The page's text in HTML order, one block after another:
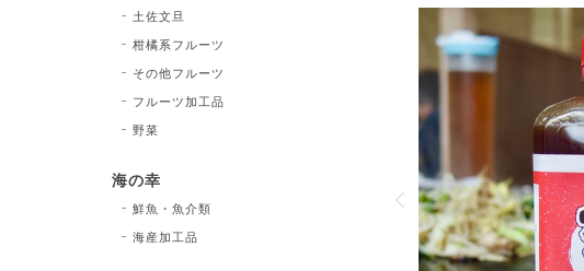
・グランパのガトーショコラ
店『グランマ・グランパ』で生まれたこのガトーシ
材でつくったら美味しいものができない訳がな
た贅沢な素材を惜しみなくつかっています。
土佐文旦
柑橘系フルーツ
その他フルーツ
フルーツ加工品
野菜
海の幸
鮮魚・魚介類
海産加工品